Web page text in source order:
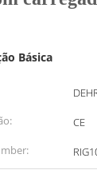
Básica
CE